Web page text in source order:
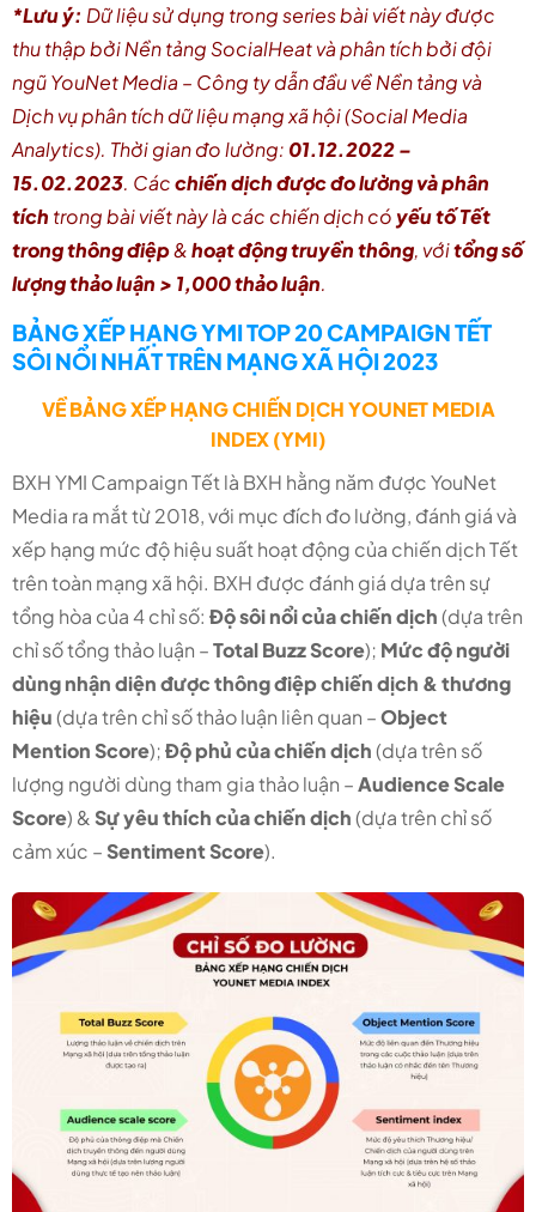
*Lưu ý: Dữ liệu sử dụng trong series bài viết này được
thu thập bởi Nền tảng SocialHeat và phân tích bởi đội
ngũ YouNet Media – Công ty dẫn đầu về Nền tảng và
Dịch vụ phân tích dữ liệu mạng xã hội (Social Media
Analytics). Thời gian đo lường: 01.12.2022 –
15.02.2023. Cácchiến dịch được đo lường và phân
tích trong bài viết này là các chiến dịch có yếu tố Tết
trong thông điệp&hoạt động truyền thông, vớitổng số
lượng thảo luận > 1,000 thảo luận.
BẢNG XẾP HẠNG YMI TOP 20 CAMPAIGN TẾT
SÔI NỔI NHẤT TRÊN MẠNG XÃ HỘI 2023
VỀ BẢNG XẾP HẠNG CHIẾN DỊCH YOUNET MEDIA
INDEX (YMI)
BXH YMI Campaign Tết là BXH hằng năm được YouNet
Media ra mắt từ 2018, với mục đích đo lường, đánh giá và
xếp hạng mức độ hiệu suất hoạt động của chiến dịch Tết
trên toàn mạng xã hội. BXH được đánh giá dựa trên sự
tổng hòa của 4 chỉ số: Độ sôi nổi của chiến dịch(dựa trên
chỉ số tổng thảo luận –Total Buzz Score); Mức độ người
dùng nhận diện được thông điệp chiến dịch & thương
hiệu(dựa trên chỉ số thảo luận liên quan –Object
Mention Score);Độ phủ của chiến dịch(dựa trên số
lượng người dùng tham gia thảo luận –Audience Scale
Score) &Sự yêu thích của chiến dịch(dựa trên chỉ số
cảm xúc –Sentiment Score).